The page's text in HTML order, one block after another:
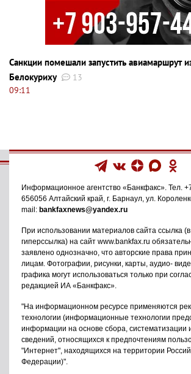
Санкции помешали запустить авиамаршрут
Белокуриху
13
09:11
Информационное агентство «Банкфакс» . Тел.
656056 Алтайский край, г. Барнаул ул.
mail: bankfaxnews@yandex.ru
При использовании материалов сайта ссылка
гиперссылка) на сайт www.bankfax.ru
заявлено однозначно, что авторские права
лицам. Фотографии, рисунки, карты, аудио-
графика могут использоваться только при
редакцией ИА «Банкфакс».
"На информационном ресурсе применяются
технологии (информационные технологии
информации на основе сбора, систематизации
сведений, относящихся к предпочтениям
"Интернет", находящихся на территории
Федерации)".